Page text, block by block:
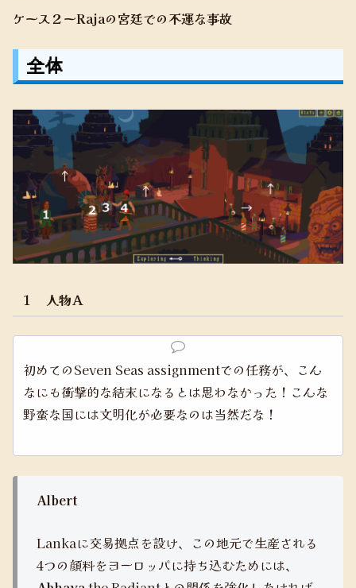
ケース２ーRajaの宮廷での不運な事故
全体
１ 人物Ａ
初めてのSeven Seas assignmentでの任務が、こん
なにも衝撃的な結末になるとは思わなかった！こんな
野蛮な国には文明化が必要なのは当然だな！
Albert
Lankaに交易拠点を設け、この地元で生産される
4つの顔料をヨーロッパに持ち込むためには、